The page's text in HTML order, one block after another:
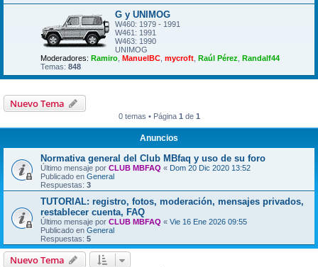
G y UNIMOG
W460: 1979 - 1991
W461: 1991
W463: 1990
UNIMOG
Moderadores: Ramiro ManuelBC mycroft Raúl Pérez Randalf44
Temas: 848
Nuevo Tema
0 temas • Página 1 de 1
Anuncios
Normativa general del Club MBfaq y uso de su foro
Último mensaje por CLUB MBFAQ « Dom 20 Dic 2020 13:52
Publicado en General
Respuestas: 3
TUTORIAL: registro, fotos, moderación, mensajes privados,
restablecer cuenta, FAQ
Último mensaje por CLUB MBFAQ « Vie 16 Ene 2026 09:55
Publicado en General
Respuestas: 5
Nuevo Tema